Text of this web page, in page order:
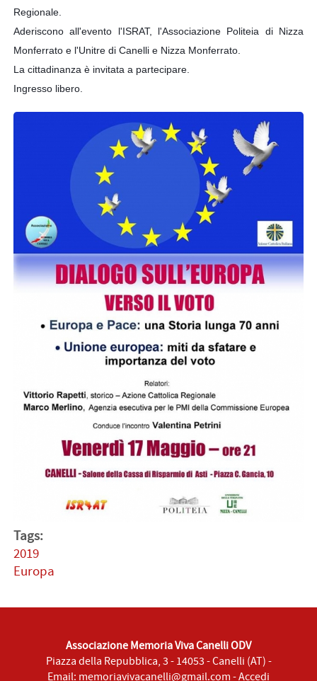
Regionale.
Aderiscono all'evento l'ISRAT, l'Associazione Politeia di Nizza
Monferrato e l'Unitre di Canelli e Nizza Monferrato.
La cittadinanza è invitata a partecipare.
Ingresso libero.
Tags:
2019
Europa
Associazione Memoria Viva Canelli ODV
Piazza della Repubblica, 3 - 14053 - Canelli (AT) -
Email: memoriavivacanelli@gmail.com-Accedi